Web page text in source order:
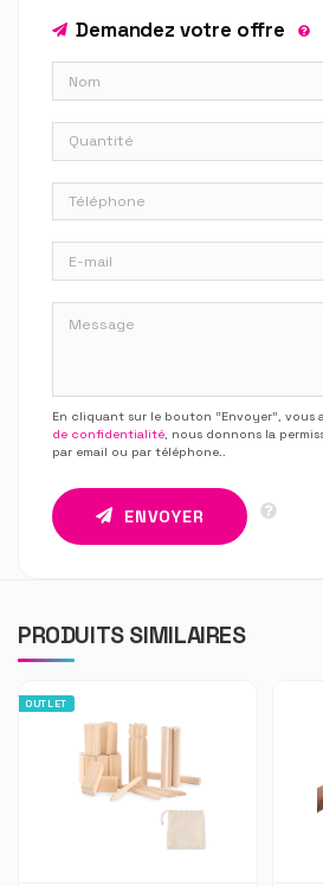
Demandez votre offre
En cliquant sur le bouton “Envoyer”, vous
de confidentialité, nous donnons la
par email ou par téléphone..
ENVOYER
PRODUITS SIMILAIRES
OUTLET